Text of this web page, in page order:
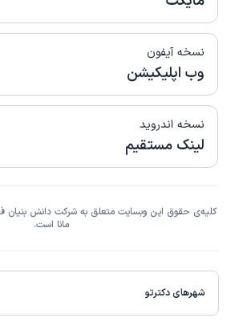
نسخه آیفون
وب اپلیکیشن
نسخه اندروید
لینک مستقیم
کلیه‌ی حقوق این وبسایت متعلق به شرکت دانش بنیان
مانا است.
شهرهای دکترتو